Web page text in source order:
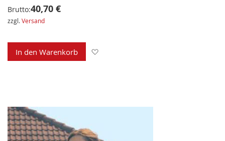
Brutto:40,70 €
zzgl.Versand
In den Warenkorb